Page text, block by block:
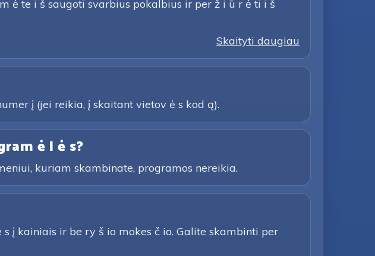
ė te i š saugoti svarbius pokalbius ir per ž i ū r ė ti i š
Skaityti daugiau
į (jei reikia, į skaitant vietov ė s kod ą).
ė l ė s?
kuriam skambinate, programos nereikia.
į kainiais ir be ry š io mokes č io. Galite skambinti per